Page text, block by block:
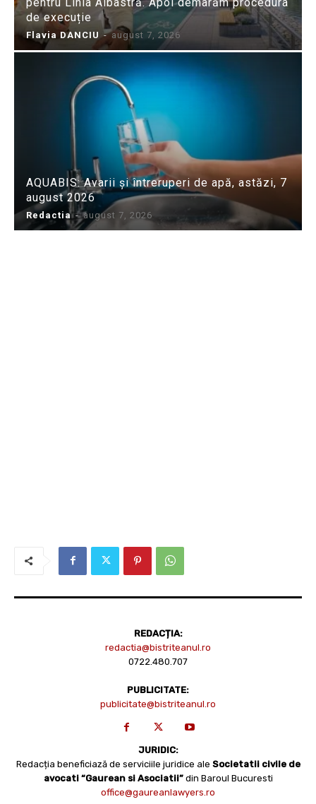
de execuție
Flavia DANCIU - august 7, 2026
AQUABIS: Avarii și întreruperi de apă, astăzi, 7
august 2026
Redactia - august 7, 2026
REDACȚIA:
redactia@bistriteanul.ro
0722.480.707
PUBLICITATE:
publicitate@bistriteanul.ro
JURIDIC:
Redacția beneficiază de serviciile juridice ale Societatii civile de
avocati “Gaurean si Asociatii” din Baroul Bucuresti
office@gaureanlawyers.ro